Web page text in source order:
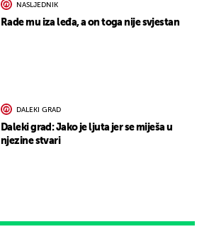
NASLJEDNIK
Rade mu iza leđa, a on toga nije svjestan
DALEKI GRAD
Daleki grad: Jako je ljuta jer se miješa u
njezine stvari